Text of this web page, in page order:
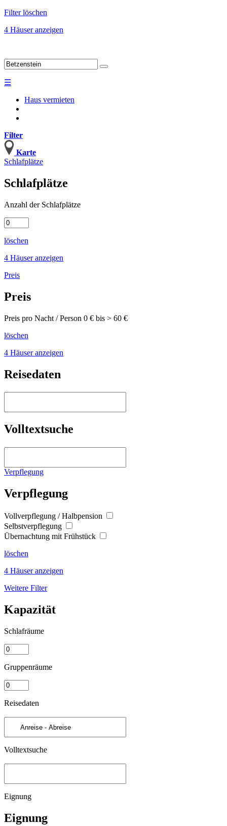
Filter löschen
4 Häuser anzeigen
☰
Haus vermieten
Filter
Karte
Schlafplätze
Schlafplätze
Anzahl der Schlafplätze
löschen
4 Häuser anzeigen
Preis
Preis
Preis pro Nacht / Person 0 € bis > 60 €
löschen
4 Häuser anzeigen
Reisedaten
Volltextsuche
Verpflegung
Verpflegung
Vollverpflegung / Halbpension
Selbstverpflegung
Übernachtung mit Frühstück
löschen
4 Häuser anzeigen
Weitere Filter
Kapazität
Schlafräume
Gruppenräume
Reisedaten
Volltextsuche
Eignung
Eignung